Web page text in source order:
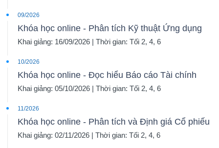
09/2026
Khóa học online - Phân tích Kỹ thuật Ứng dụng
Khai giảng: 16/09/2026 | Thời gian: Tối 2, 4, 6
10/2026
Khóa học online - Đọc hiểu Báo cáo Tài chính
Khai giảng: 05/10/2026 | Thời gian: Tối 2, 4, 6
11/2026
Khóa học online - Phân tích và Định giá Cổ phiếu
Khai giảng: 02/11/2026 | Thời gian: Tối 2, 4, 6